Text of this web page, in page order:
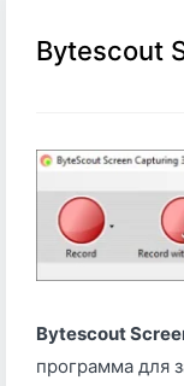
Bytescout
Bytescout
программа для